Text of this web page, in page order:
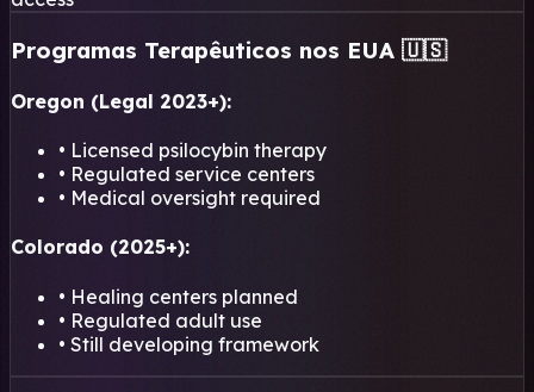
Programas Terapêuticos nos EUA 🇺🇸
Oregon (Legal 2023+):
• Licensed psilocybin therapy
• Regulated service centers
• Medical oversight required
Colorado (2025+):
• Healing centers planned
• Regulated adult use
• Still developing framework